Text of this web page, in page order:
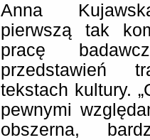
Anna
pierwszą tak
pracę
przedstawień
tekstach kultury.
pewnymi
obszerna,